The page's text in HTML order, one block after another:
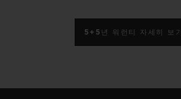
5+5년 워런티 자세히 보기